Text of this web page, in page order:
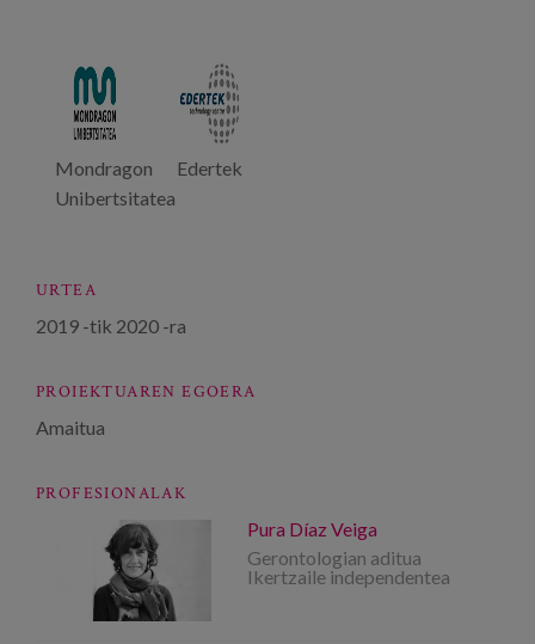
Mondragon
Unibertsitatea
Edertek
URTEA
2019 -tik 2020 -ra
PROIEKTUAREN EGOERA
Amaitua
PROFESIONALAK
Pura Díaz Veiga
Gerontologian aditua
Ikertzaile independentea